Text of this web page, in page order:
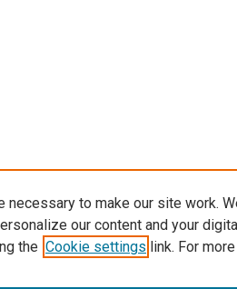
necessary to make our site work.
our content and your
the Cookie settings link. For